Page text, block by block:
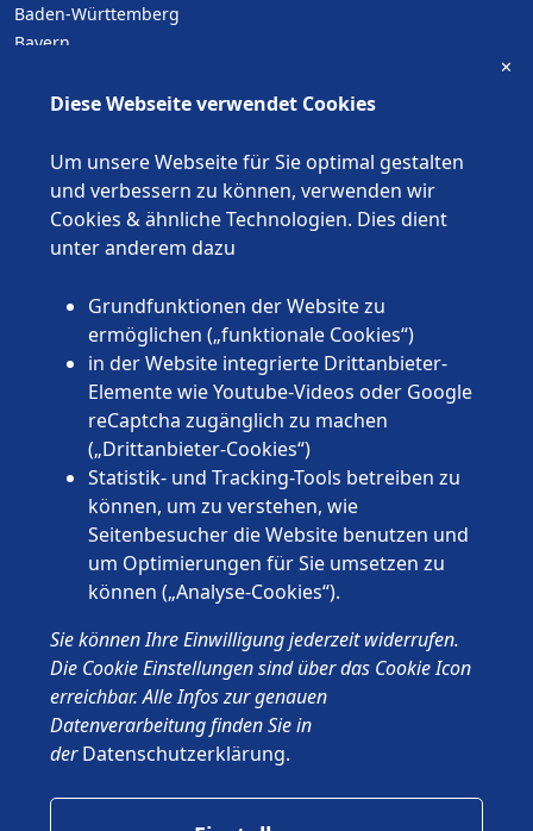
Baden-Württemberg
Bayern
Brandenburg
Hamburg
Hessen
Mecklenburg-Vorpommern
Niedersachsen
Rheinland-Pfalz
Sachsen
Sachsen-Anhalt
Schleswig-Holstein
Thüringen
Deutschland e.V.
Impressum
Datenschutz
ASB.de
Diese Webseite verwendet Cookies
Um unsere Webseite für Sie optimal gestalten
und verbessern zu können, verwenden wir
Cookies & ähnliche Technologien. Dies dient
unter anderem dazu
Grundfunktionen der Website zu
ermöglichen („funktionale Cookies“)
in der Website integrierte Drittanbieter-
Elemente wie Youtube-Videos oder Google
reCaptcha zugänglich zu machen
(„Drittanbieter-Cookies“)
Statistik- und Tracking-Tools betreiben zu
können, um zu verstehen, wie
Seitenbesucher die Website benutzen und
um Optimierungen für Sie umsetzen zu
können („Analyse-Cookies“).
Sie können Ihre Einwilligung jederzeit widerrufen.
Die Cookie Einstellungen sind über das Cookie Icon
erreichbar. Alle Infos zur genauen
Datenverarbeitung finden Sie in
der Datenschutzerklärung.
✕